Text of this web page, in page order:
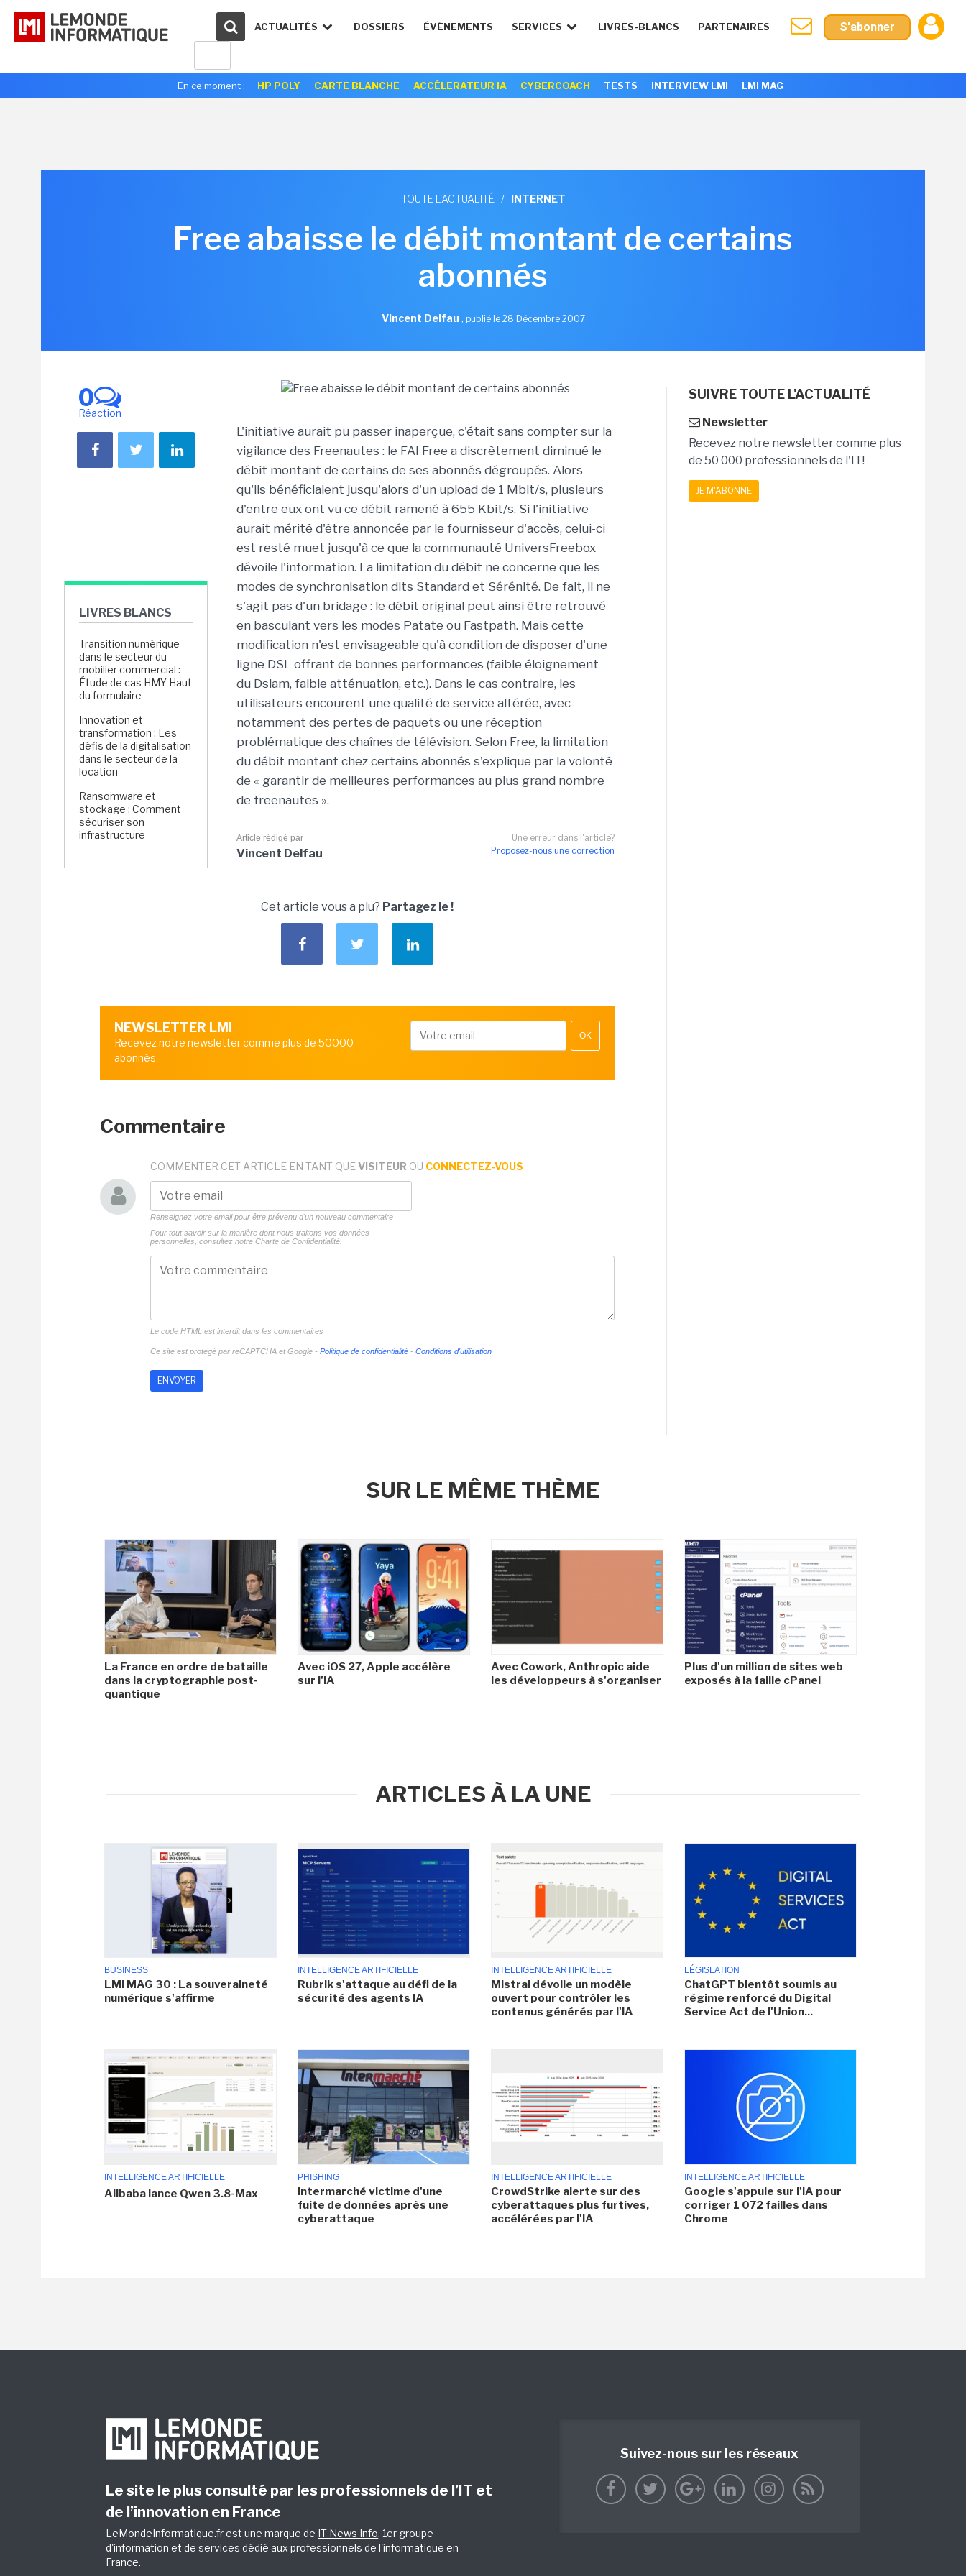
ACTUALITÉS DOSSIERS ÉVÉNEMENTS SERVICES LIVRES-BLANCS PARTENAIRES S'abonner
En ce moment : HP POLY CARTE BLANCHE ACCÉLERATEUR IA CYBERCOACH TESTS INTERVIEW LMI LMI MAG
TOUTE L'ACTUALITÉ / INTERNET
Free abaisse le débit montant de certains
abonnés
Vincent Delfau , publié le 28 Décembre 2007
0
Réaction
LIVRES BLANCS
Transition numérique
dans le secteur du
mobilier commercial :
Étude de cas HMY Haut
du formulaire
Innovation et
transformation : Les
défis de la digitalisation
dans le secteur de la
location
Ransomware et
stockage : Comment
sécuriser son
infrastructure
L'initiative aurait pu passer inaperçue, c'était sans compter sur la
vigilance des Freenautes : le FAI Free a discrètement diminué le
débit montant de certains de ses abonnés dégroupés. Alors
qu'ils bénéficiaient jusqu'alors d'un upload de 1 Mbit/s, plusieurs
d'entre eux ont vu ce débit ramené à 655 Kbit/s. Si l'initiative
aurait mérité d'être annoncée par le fournisseur d'accès, celui-ci
est resté muet jusqu'à ce que la communauté UniversFreebox
dévoile l'information. La limitation du débit ne concerne que les
modes de synchronisation dits Standard et Sérénité. De fait, il ne
s'agit pas d'un bridage : le débit original peut ainsi être retrouvé
en basculant vers les modes Patate ou Fastpath. Mais cette
modification n'est envisageable qu'à condition de disposer d'une
ligne DSL offrant de bonnes performances (faible éloignement
du Dslam, faible atténuation, etc.). Dans le cas contraire, les
utilisateurs encourent une qualité de service altérée, avec
notamment des pertes de paquets ou une réception
problématique des chaînes de télévision. Selon Free, la limitation
du débit montant chez certains abonnés s'explique par la volonté
de « garantir de meilleures performances au plus grand nombre
de freenautes ».
Une erreur dans l'article?
Proposez-nous une correction
Article rédigé par
Vincent Delfau
Cet article vous a plu? Partagez le !
NEWSLETTER LMI
Recevez notre newsletter comme plus de 50000
abonnés
OK
Commentaire
COMMENTER CET ARTICLE EN TANT QUE VISITEUR OU CONNECTEZ-VOUS
Renseignez votre email pour être prévenu d'un nouveau commentaire
Pour tout savoir sur la manière dont nous traitons vos données
personnelles, consultez notre Charte de Confidentialité.
Le code HTML est interdit dans les commentaires
Ce site est protégé par reCAPTCHA et Google - Politique de confidentialité - Conditions d'utilisation
SUIVRE TOUTE L'ACTUALITÉ
Newsletter
Recevez notre newsletter comme plus
de 50 000 professionnels de l'IT!
JE M'ABONNE
SUR LE MÊME THÈME
La France en ordre de bataille
dans la cryptographie post-
quantique
Avec iOS 27, Apple accélère
sur l'IA
Avec Cowork, Anthropic aide
les développeurs à s'organiser
Plus d'un million de sites web
exposés à la faille cPanel
ARTICLES À LA UNE
BUSINESS
LMI MAG 30 : La souveraineté
numérique s'affirme
INTELLIGENCE ARTIFICIELLE
Rubrik s'attaque au défi de la
sécurité des agents IA
INTELLIGENCE ARTIFICIELLE
Mistral dévoile un modèle
ouvert pour contrôler les
contenus générés par l'IA
LÉGISLATION
ChatGPT bientôt soumis au
régime renforcé du Digital
Service Act de l'Union...
INTELLIGENCE ARTIFICIELLE
Alibaba lance Qwen 3.8-Max
PHISHING
Intermarché victime d'une
fuite de données après une
cyberattaque
INTELLIGENCE ARTIFICIELLE
CrowdStrike alerte sur des
cyberattaques plus furtives,
accélérées par l'IA
INTELLIGENCE ARTIFICIELLE
Google s'appuie sur l'IA pour
corriger 1 072 failles dans
Chrome
Le site le plus consulté par les professionnels de l’IT et
de l’innovation en France
LeMondeInformatique.fr est une marque de IT News Info, 1er groupe
d'information et de services dédié aux professionnels de l'informatique en
France.
Suivez-nous sur les réseaux